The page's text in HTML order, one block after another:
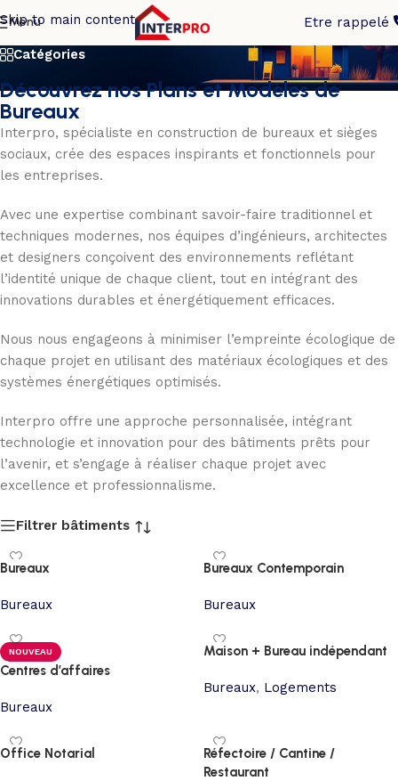
Skip to main content
Menu Etre rappelé
Bureaux
Catégories
Découvrez nos Plans et Modèles de
Bureaux
Interpro, spécialiste en construction de bureaux et sièges
sociaux, crée des espaces inspirants et fonctionnels pour
les entreprises.
Avec une expertise combinant savoir-faire traditionnel et
techniques modernes, nos équipes d’ingénieurs, architectes
et designers conçoivent des environnements reflétant
l’identité unique de chaque client, tout en intégrant des
innovations durables et énergétiquement efficaces.
Nous nous engageons à minimiser l’empreinte écologique de
chaque projet en utilisant des matériaux écologiques et des
systèmes énergétiques optimisés.
Interpro offre une approche personnalisée, intégrant
technologie et innovation pour des bâtiments prêts pour
l’avenir, et s’engage à réaliser chaque projet avec
excellence et professionnalisme.
Filtrer bâtiments
Bureaux
Bureaux
Bureaux Contemporain
Bureaux
NOUVEAU
Centres d’affaires
Bureaux
Maison + Bureau indépendant
Bureaux, Logements
Office Notarial
Réfectoire / Cantine /
Restaurant